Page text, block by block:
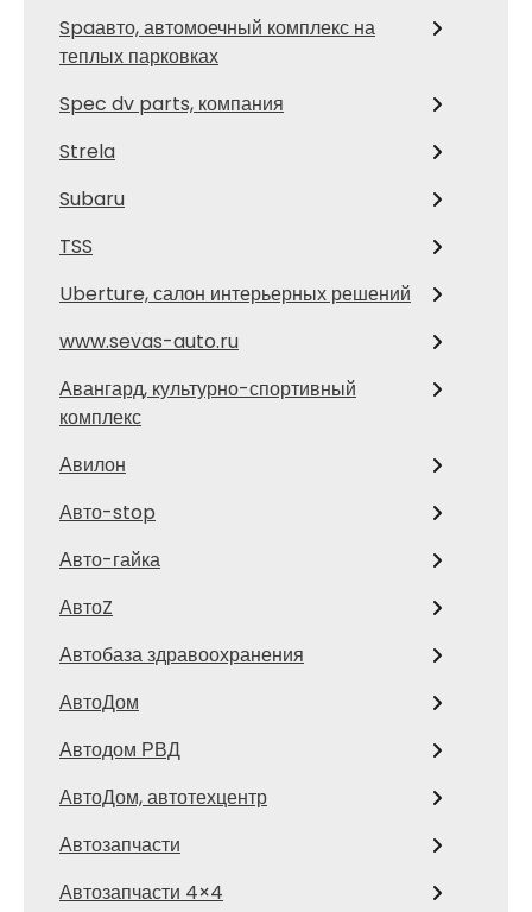
Spaавто, автомоечный комплекс на
теплых парковках
Spec dv parts, компания
Strela
Subaru
TSS
Uberture, салон интерьерных решений
www.sevas-auto.ru
Авангард, культурно-спортивный
комплекс
Авилон
Авто-stop
Авто-гайка
АвтоZ
Автобаза здравоохранения
АвтоДом
Автодом РВД
АвтоДом, автотехцентр
Автозапчасти
Автозапчасти 4×4